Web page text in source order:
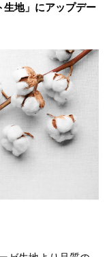
生地」にアップデー